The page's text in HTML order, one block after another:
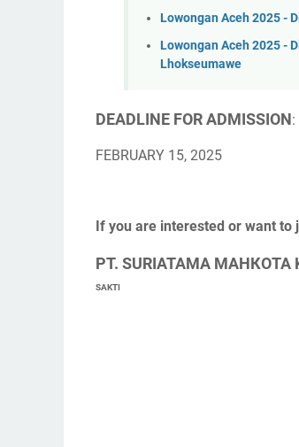
Lowongan Aceh 2025 -
Lowongan Aceh 2025 -
Lhokseumawe
DEADLINE FOR ADMISSION:
FEBRUARY 15, 2025
If you are interested or want
PT. SURIATAМА МАНКОTA
SAKTI